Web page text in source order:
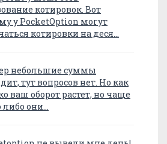
котировок. Вот
у PocketOption могут
котировки на деся…
небольшие суммы
тут вопросов нет. Но как
ваш оборот растет, но чаще
либо они…